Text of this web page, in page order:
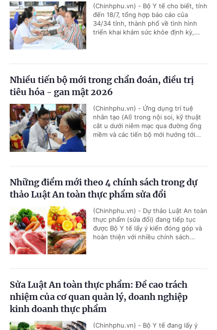
(Chinhphu.vn) - Bộ Y tế cho biết, tính
đến 18/7, tổng hợp báo cáo của
34/34 tỉnh, thành phố về tình hình
triển khai khám sức khỏe định kỳ,...
Nhiều tiến bộ mới trong chẩn đoán, điều trị
tiêu hóa - gan mật 2026
(Chinhphu.vn) - Ứng dụng trí tuệ
nhân tạo (AI) trong nội soi, kỹ thuật
cắt u dưới niêm mạc qua đường ống
mềm và các tiến bộ mới hướng tới...
Những điểm mới theo 4 chính sách trong dự
thảo Luật An toàn thực phẩm sửa đổi
(Chinhphu.vn) - Dự thảo Luật An toàn
thực phẩm (sửa đổi) đang tiếp tục
được Bộ Y tế lấy ý kiến đóng góp và
hoàn thiện với nhiều chính sách...
Sửa Luật An toàn thực phẩm: Đề cao trách
nhiệm của cơ quan quản lý, doanh nghiệp
kinh doanh thực phẩm
(Chinhphu.vn) - Bộ Y tế đang lấy ý